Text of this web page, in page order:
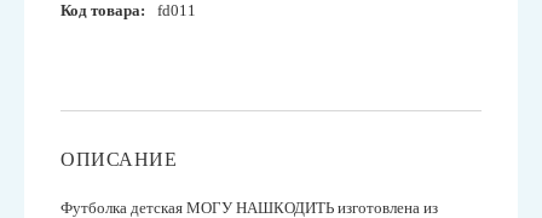
Код товара:
fd011
ОПИСАНИЕ
Футболка детская МОГУ НАШКОДИТЬ изготовлена из